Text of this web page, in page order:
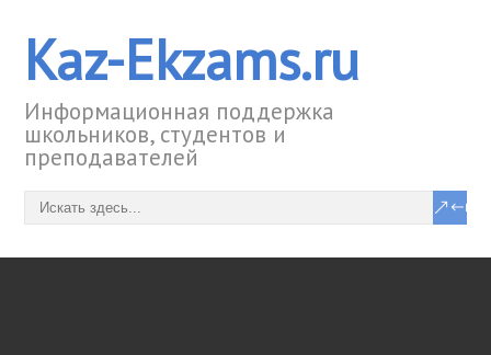
Kaz-Ekzams.ru
Информационная поддержка
школьников, студентов и
преподавателей